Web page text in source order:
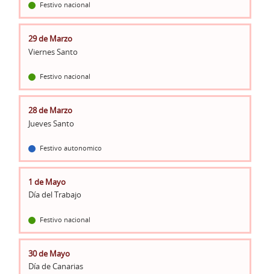
Festivo nacional
29 de Marzo
Viernes Santo
Festivo nacional
28 de Marzo
Jueves Santo
Festivo autonomico
1 de Mayo
Día del Trabajo
Festivo nacional
30 de Mayo
Día de Canarias